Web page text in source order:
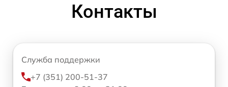
Контакты
Служба поддержки
+7 (351) 200-51-37